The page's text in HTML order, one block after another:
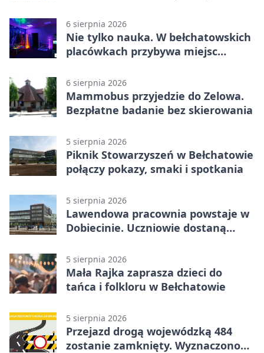
6 sierpnia 2026
Nie tylko nauka. W bełchatowskich
placówkach przybywa miejsc
6 sierpnia 2026
Mammobus przyjedzie do Zelowa.
Bezpłatne badanie bez skierowania
5 sierpnia 2026
Piknik Stowarzyszeń w Bełchatowie
połączy pokazy, smaki i spotkania
5 sierpnia 2026
Lawendowa pracownia powstaje w
Dobiecinie. Uczniowie dostaną
5 sierpnia 2026
Mała Rajka zaprasza dzieci do
tańca i folkloru w Bełchatowie
5 sierpnia 2026
Przejazd drogą wojewódzką 484
zostanie zamknięty. Wyznaczono